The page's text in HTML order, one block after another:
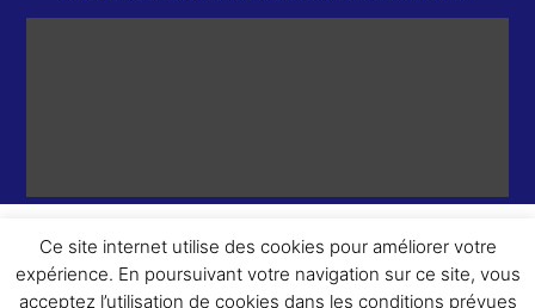
© 2026 – 2 ème Round – Tous droits réservés.
Ce site internet utilise des cookies pour améliorer votre
expérience. En poursuivant votre navigation sur ce site, vous
acceptez l’utilisation de cookies dans les conditions prévues